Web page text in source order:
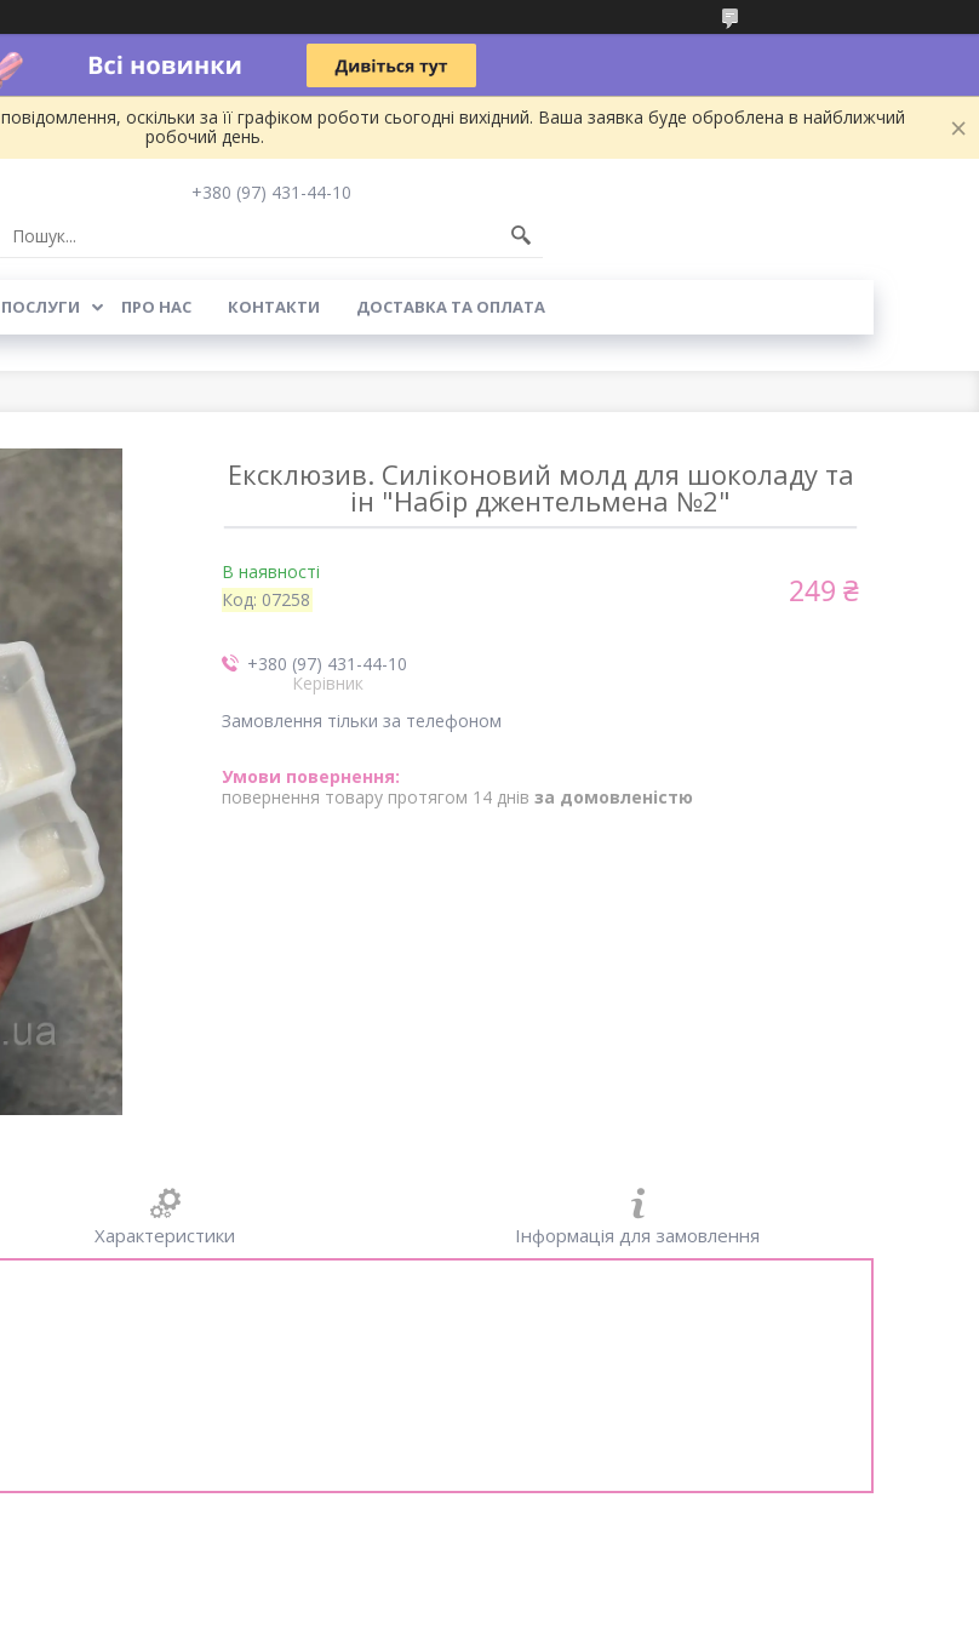
оскільки за її графіком роботи сьогодні вихідний. Ваша заявка буде оброблена в найближчий
робочий день.
+380 (97) 431-44-10
ПРО НАС КОНТАКТИ ДОСТАВКА ТА ОПЛАТА
Ексклюзив. Силіконовий молд для шоколаду та
ін "Набір джентельмена №2"
В наявності
Код: 07258 249 ₴
+380 (97) 431-44-10
Керівник
Замовлення тільки за телефоном
повернення товару протягом 14 днів за домовленістю
Характеристики Інформація для замовлення